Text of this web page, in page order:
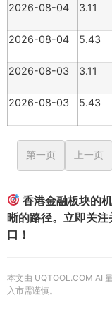
2026-08-04
3.11
2026-08-04
5.43
2026-08-03
3.11
2026-08-03
5.43
第一页 上一页
香港金融板块的
晰的路径。立即关
口！
本文由 UQTOOL.COM AI
入市需谨慎。